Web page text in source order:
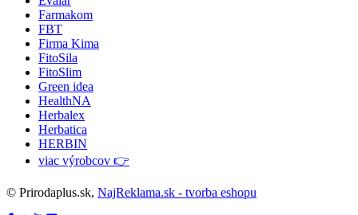
Farmakom
FBT
Firma Kima
FitoSila
FitoSlim
Green idea
HealthNA
Herbalex
Herbatica
HERBIN
viac výrobcov 👉
© Prirodaplus.sk, NajReklama.sk - tvorba eshopu